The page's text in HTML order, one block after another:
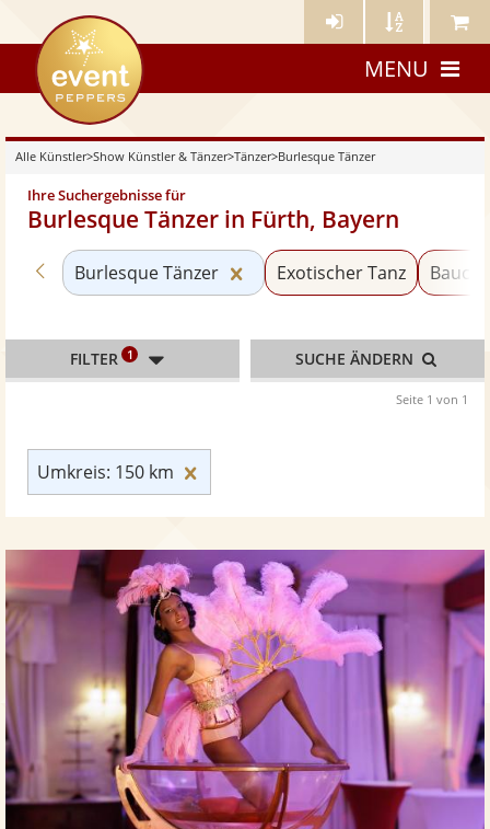
Künstler- Künstler Meine
eventpeppers
MENU
Alle Künstler>Show Künstler & Tänzer>Tänzer>Burlesque Tänzer
Ihre Suchergebnisse für
Burlesque Tänzer in Fürth, Bayern
Zurück zu «Tänzer»
Burlesque Tänzer Kategorie «Burlesque
Exotischer Tanz
Umkreis: 150 km
FILTER 1 SUCHE ÄNDERN
Seite 1 von 1